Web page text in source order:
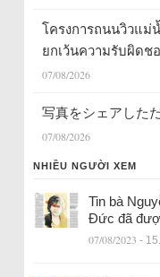
โครงการถนนวิวแม่
ยกเว้นความรับผิดช
07/08/2026
写真をシェアした
07/08/2026
NHIỀU NGƯỜI XEM
Tin bà
Đức đã
07/08/2023 -